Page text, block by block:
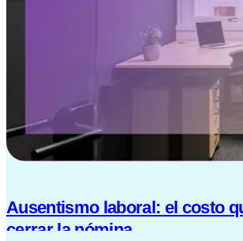
Ausentismo laboral: el costo
cerrar la nómina